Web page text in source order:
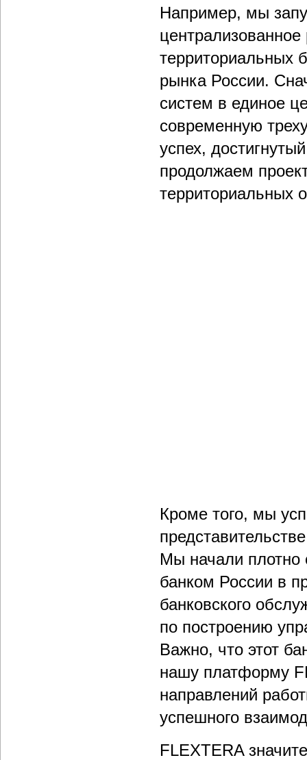
Например, мы
территориальных
рынка России.
систем в единое
современную
успех,
продолжаем
территориальных
Кроме того, мы
Мы начали плотно
банком России в
банковского
по построению
Важно, что этот
нашу платформу
направлений
успешного
FLEXTERA